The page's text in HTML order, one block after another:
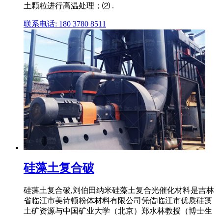
土颗粒进行高温处理；⑵ .
联系电话: 180 3780 8511
硅藻土复合破
硅藻土复合破,刘伯田纳米硅藻土复合光催化材料是吉林
省临江市美诗顿粉体材料有限公司凭借临江市优质硅藻
土矿资源与中国矿业大学（北京）郑水林教授（博士生